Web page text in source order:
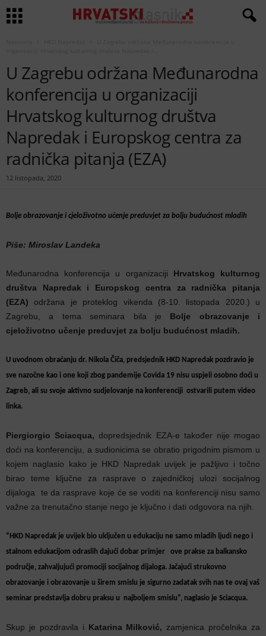
U Zagrebu održana Međunarodna
konferencija u organizaciji
Hrvatskog kulturnog društva
Napredak i Europskog centra za
radnička pitanja (EZA)
12 listopada, 2020
Bolje obrazovanje i cjeloživotno učenje preduvjet za bolju budućnost mladih
Piše: Miroslav Landeka
Međunarodna konferencija u organizaciji Hrvatskog kulturnog
društva Napredak i Europskog centra za radnička pitanja
(EZA) održana je proteklog vikenda (8-10. listopada 2020.) u
Zagrebu, a tema seminara bila je Bolje obrazovanje i
cjeloživotno učenje preduvjet za bolju budućnost mladih.
U uvodnom obraćanju dr. Nikola Čiča, predsjednik HKD Napredak pozdravio je
sve nazočne kao i one koji zbog pandemije Covida 19 nisu uspjeli osobno doći u
Zagreb, ali su svoje aktivno sudjelovanje na konferenciji ostvarili putem video
linka.
Piergiorgio Sciacqua, dopredsjednik EZA-e također nije mogao
doći na konferenciju, a sudionicima se obratio prigodnim pismom u
kojem naglasio kako je HKD Napredak uvijek je pažljivo i točno
birao teme ključne za rasprave o zajedničkoj ulozi socijalnog
dijaloga te da rasprave koje će se voditi na konferenciji nisu samo
važne za trenutačno stanje nego je ključno i dati odgovora na njih.
“HKD Napredak je uvijek bio uključen u edukaciju ne samo mladih ljudi nego i
stalnom edukacijom odraslih dajući dobar primjer ove prakse za balkansko
područje, zahvaljujući promociji socijalnog dijaloga. Jačajući strukovno
obrazovanje i obrazovanje u širem smislu je sigurno zadatak svih nas te ovaj vaš
seminar predstavlja dobru praksu u najboljem smislu”, naglasio je Sciacqua.
Skup je pozdravila i Katarina Milković, zamjenica pročelnika za